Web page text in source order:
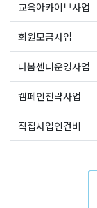
교육아카이브사업
회원모금사업
더봄센터운영사업
캠페인전략사업
직접사업인건비